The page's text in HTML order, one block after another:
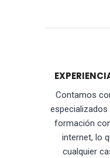
Contamos
especializados
formación
internet, lo
cualquier